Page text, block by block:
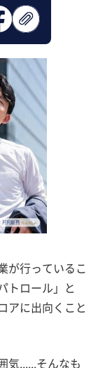
が行っているこ
トロール」と
アに出向くこと
気......そんなも